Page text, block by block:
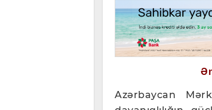
Azərbaycan